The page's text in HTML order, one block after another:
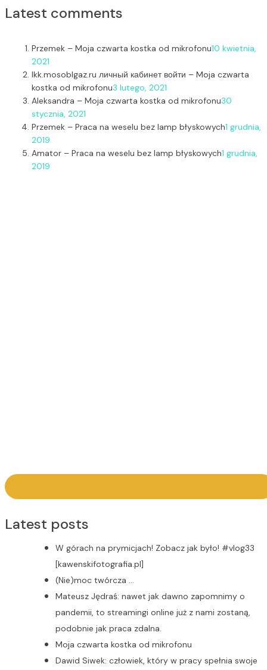
Latest comments
Przemek – Moja czwarta kostka od mikrofonu10 kwietnia,
2021
lkk.mosoblgaz.ru личный кабинет войти – Moja czwarta
kostka od mikrofonu3 lutego, 2021
Aleksandra – Moja czwarta kostka od mikrofonu30
stycznia, 2021
Przemek – Praca na weselu bez lamp błyskowych1 grudnia,
2019
Amator – Praca na weselu bez lamp błyskowych1 grudnia,
2019
Latest posts
W górach na prymicjach! Zobacz jak było! #vlog33
[kawenskifotografia.pl]
(Nie)moc twórcza …
Mateusz Jędraś: nawet jak dawno zapomnimy o
pandemii, to streamingi online już z nami zostaną,
podobnie jak praca zdalna.
Moja czwarta kostka od mikrofonu
Dawid Siwek: człowiek, który w pracy spełnia swoje